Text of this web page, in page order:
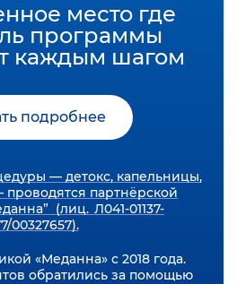
место где
программы
каждым шагом
подробнее
— детокс, капельницы,
партнёрской
(лиц. Л041-01137-
00327657).
«Меданна» с 2018 года.
обратились за помощью